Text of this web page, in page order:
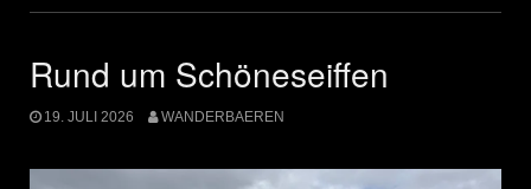
Rund um Schöneseiffen
19. JULI 2026 WANDERBAEREN